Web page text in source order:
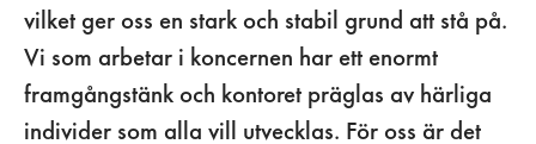
vilket ger oss en stark och stabil grund att stå på.
Vi som arbetar i koncernen har ett enormt
framgångstänk och kontoret präglas av härliga
individer som alla vill utvecklas. För oss är det